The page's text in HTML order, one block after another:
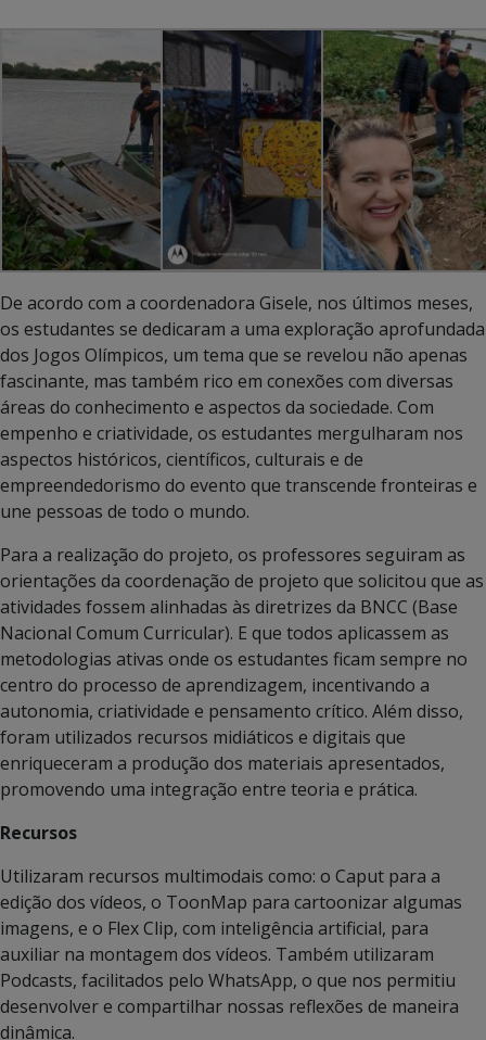
De acordo com a coordenadora Gisele, nos últimos meses,
os estudantes se dedicaram a uma exploração aprofundada
dos Jogos Olímpicos, um tema que se revelou não apenas
fascinante, mas também rico em conexões com diversas
áreas do conhecimento e aspectos da sociedade. Com
empenho e criatividade, os estudantes mergulharam nos
aspectos históricos, científicos, culturais e de
empreendedorismo do evento que transcende fronteiras e
une pessoas de todo o mundo.
Para a realização do projeto, os professores seguiram as
orientações da coordenação de projeto que solicitou que as
atividades fossem alinhadas às diretrizes da BNCC (Base
Nacional Comum Curricular). E que todos aplicassem as
metodologias ativas onde os estudantes ficam sempre no
centro do processo de aprendizagem, incentivando a
autonomia, criatividade e pensamento crítico. Além disso,
foram utilizados recursos midiáticos e digitais que
enriqueceram a produção dos materiais apresentados,
promovendo uma integração entre teoria e prática.
Recursos
Utilizaram recursos multimodais como: o Caput para a
edição dos vídeos, o ToonMap para cartoonizar algumas
imagens, e o Flex Clip, com inteligência artificial, para
auxiliar na montagem dos vídeos. Também utilizaram
Podcasts, facilitados pelo WhatsApp, o que nos permitiu
desenvolver e compartilhar nossas reflexões de maneira
dinâmica.